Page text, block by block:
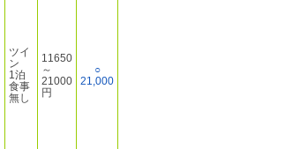
ツイ
ン
1泊
食事
無し
11650
～
21000
円
○
21,000